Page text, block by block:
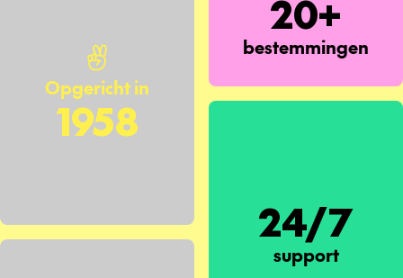
Opgericht in
1958
20+
bestemmingen
24/7
support